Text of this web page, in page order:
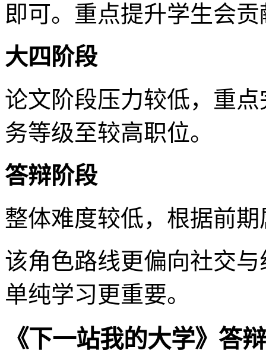
即可。重点提升学生会
大四阶段
论文阶段压力较低，重
务等级至较高职位。
答辩阶段
整体难度较低，根据前
该角色路线更偏向社交
单纯学习更重要。
《下一站我的大学》答